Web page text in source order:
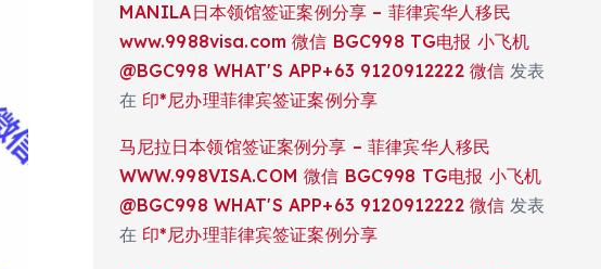
MANILA日本领馆签证案例分享 – 菲律宾华人移民
www.9988visa.com 微信 BGC998 TG电报 小飞机
@BGC998 WHAT'S APP+63 9120912222 微信 发表
在 印*尼办理菲律宾签证案例分享
马尼拉日本领馆签证案例分享 – 菲律宾华人移民
WWW.998VISA.COM 微信 BGC998 TG电报 小飞机
@BGC998 WHAT'S APP+63 9120912222 微信 发表
在 印*尼办理菲律宾签证案例分享